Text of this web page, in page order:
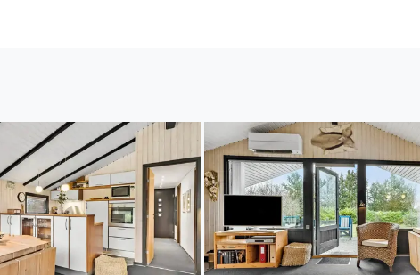
Das nahezu geschlossene Grundstück
besten einen frischen Becher Kaffee und machst es
gemütlich. Lange Tage lasst ihr sicherlich gerne
Dein Ferienhausgrundstück bietet
Urlaubstage, die im Zeichen von